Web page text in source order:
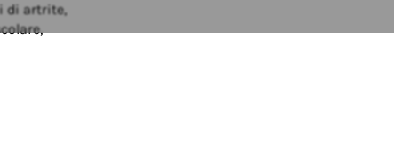
di artrite,